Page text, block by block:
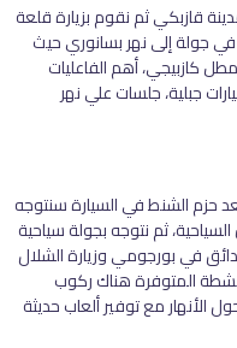
قازبكي ثم نقوم بزيارة قلعة
جولة إلى نهر بسانوري حيث
كازبيجي، أهم الفاعليات
جبلية، جلسات علي نهر
حزم الشنط في السيارة سنتوجه
ثم نتوجه بجولة سياحية
في بورجومي وزيارة الشلال
المتوفرة هناك ركوب
الأنهار مع توفير ألعاب حديثة